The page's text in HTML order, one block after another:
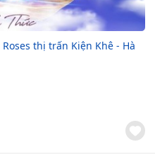
thị trấn Kiện Khê - Hà